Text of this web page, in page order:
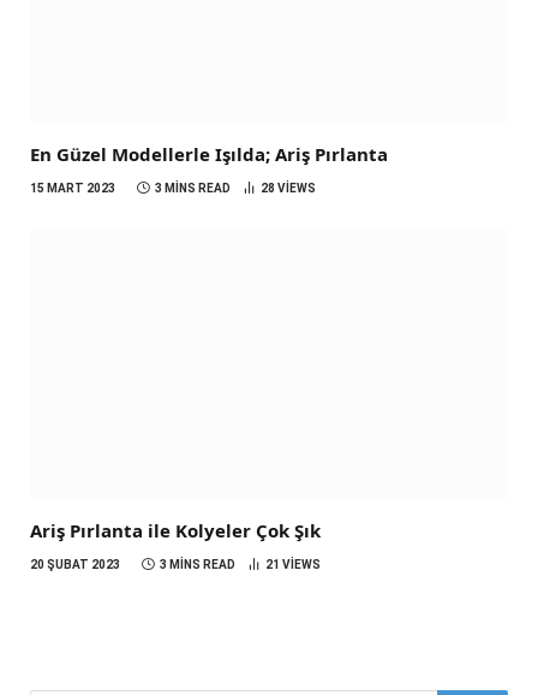
En Güzel Modellerle Işılda; Ariş Pırlanta
15 MART 2023 3 MINS READ 28 VIEWS
Ariş Pırlanta ile Kolyeler Çok Şık
20 ŞUBAT 2023 3 MINS READ 21 VIEWS